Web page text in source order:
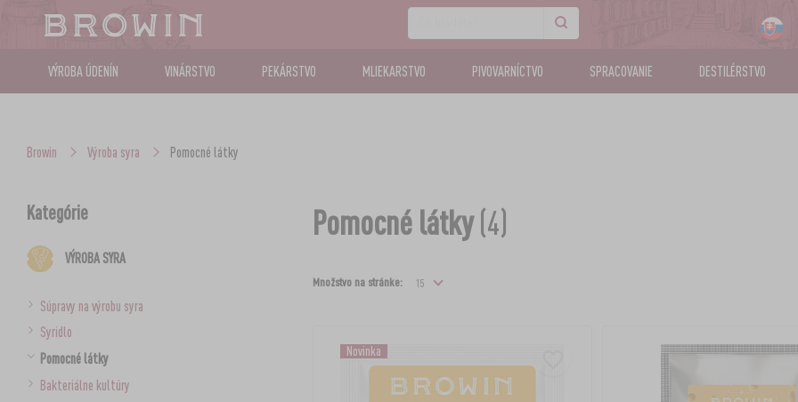
VÝROBA ÚDENÍN VINÁRSTVO PEKÁRSTVO MLIEKARSTVO PIVOVARNÍCTVO SPRACOVANIE DESTILÉRSTVO
Browin Výroba syra Pomocné látky
Kategórie
VÝROBA SYRA
Súpravy na výrobu syra
Syridlo
Pomocné látky
Bakteriálne kultúry
Pomocné látky(4)
Množstvo na stránke:
Novinka